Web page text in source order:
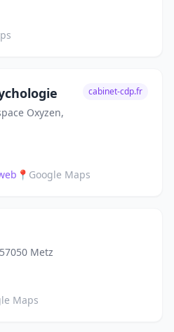
Oxyzen,
cabinet-cdp.fr
📍 Google Maps
Metz
Maps